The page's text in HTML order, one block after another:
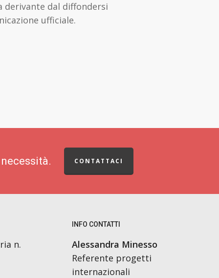
derivante dal diffondersi
ufficiale.
CONTATTACI
n.
INFO CONTATTI
Alessandra Minesso
Referente progetti
internazionali